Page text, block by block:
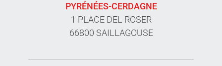
PYRÉNÉES-CERDAGNE
1 PLACE DEL ROSER
66800 SAILLAGOUSE